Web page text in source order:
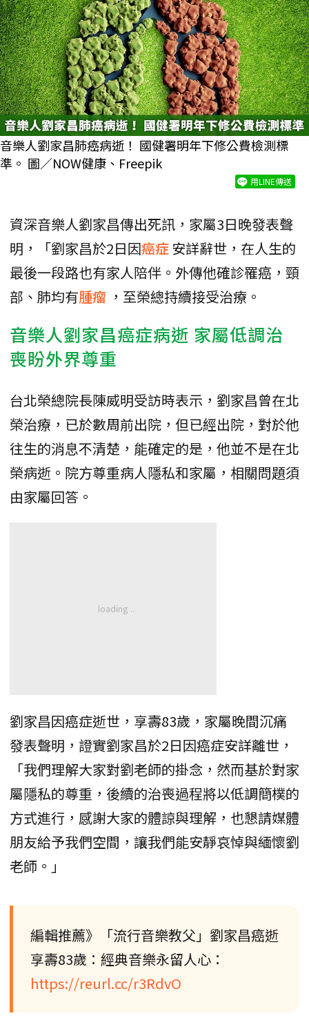
音樂人劉家昌肺癌病逝！ 國健署明年下修公費檢測標
準。 圖／NOW健康、Freepik
用LINE傳送
資深音樂人劉家昌傳出死訊，家屬3日晚發表聲
明，「劉家昌於2日因癌症安詳辭世，在人生的
最後一段路也有家人陪伴。外傳他確診罹癌，頸
部、肺均有腫瘤 ，至榮總持續接受治療。
音樂人劉家昌癌症病逝 家屬低調治
喪盼外界尊重
台北榮總院長陳威明受訪時表示，劉家昌曾在北
榮治療，已於數周前出院，但已經出院，對於他
往生的消息不清楚，能確定的是，他並不是在北
榮病逝。院方尊重病人隱私和家屬，相關問題須
由家屬回答。
劉家昌因癌症逝世，享壽83歲，家屬晚間沉痛
發表聲明，證實劉家昌於2日因癌症安詳離世，
「我們理解大家對劉老師的掛念，然而基於對家
屬隱私的尊重，後續的治喪過程將以低調簡樸的
方式進行，感謝大家的體諒與理解，也懇請媒體
朋友給予我們空間，讓我們能安靜哀悼與緬懷劉
老師。」
編輯推薦》「流行音樂教父」劉家昌癌逝
享壽83歲：經典音樂永留人心：
https://reurl.cc/r3RdvO